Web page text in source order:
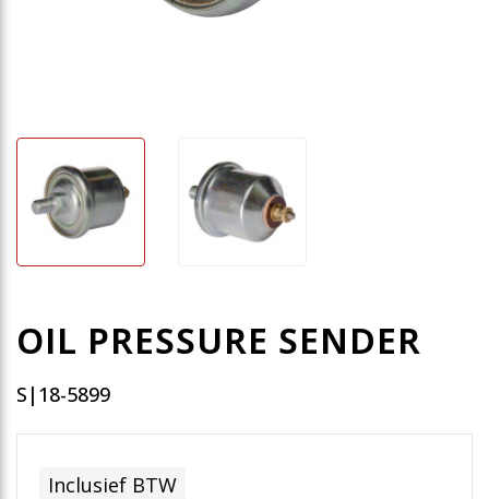
OIL PRESSURE SENDER
S|18-5899
Inclusief BTW